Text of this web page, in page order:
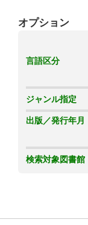
オプション
言語区分
ジャンル指定
出版／発行年月
検索対象図書館